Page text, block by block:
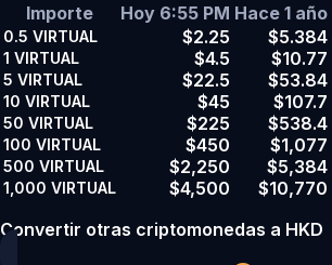
Importe
Hoy 6:55 PM Hace 1 año
0.5 VIRTUAL $2.25 $5.384
1 VIRTUAL $4.5 $10.77
5 VIRTUAL $22.5 $53.84
10 VIRTUAL $45 $107.7
50 VIRTUAL $225 $538.4
100 VIRTUAL $450 $1,077
500 VIRTUAL $2,250 $5,384
1,000 VIRTUAL $4,500
$10,770
Convertir otras criptomonedas a HKD